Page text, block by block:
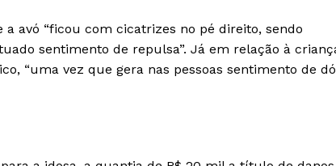
avó “ficou com cicatrizes no pé direito, sendo
sentimento de repulsa”. Já em relação à
“uma vez que gera nas pessoas sentimento de